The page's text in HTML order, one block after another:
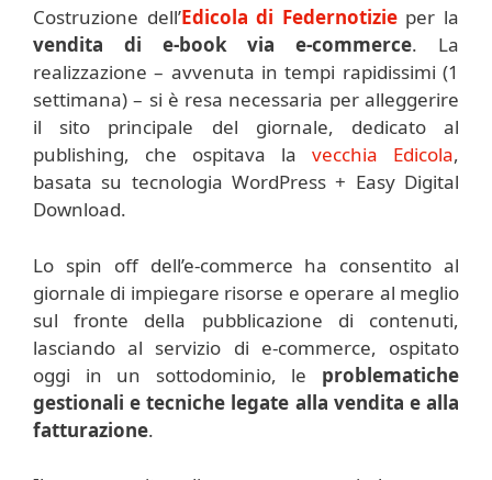
Costruzione dell’Edicola di Federnotizieper la
vendita di e-book via e-commerce. La
realizzazione – avvenuta in tempi rapidissimi (1
settimana) – si è resa necessaria per alleggerire
il sito principale del giornale, dedicato al
publishing, che ospitava la vecchia Edicola,
basata su tecnologia WordPress + Easy Digital
Download.
Lo spin off dell’e-commerce ha consentito al
giornale di impiegare risorse e operare al meglio
sul fronte della pubblicazione di contenuti,
lasciando al servizio di e-commerce, ospitato
oggi in un sottodominio, le problematiche
gestionali e tecniche legate alla vendita e alla
fatturazione.